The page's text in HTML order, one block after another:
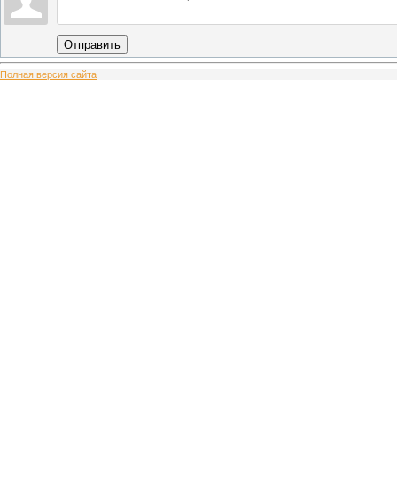
Отправить
Полная версия сайта